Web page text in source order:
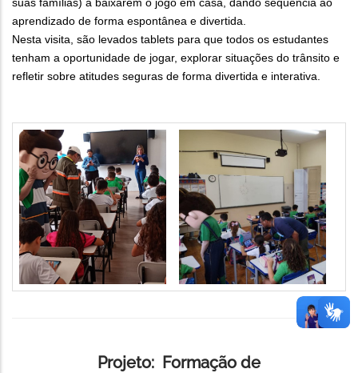
aprendizado de forma espontânea e divertida.
Nesta visita, são levados tablets para que todos os estudantes
tenham a oportunidade de jogar, explorar situações do trânsito e
refletir sobre atitudes seguras de forma divertida e interativa.
Projeto: Formação de